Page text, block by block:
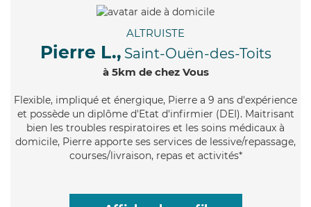
ALTRUISTE
Pierre L., Saint-Ouën-des-Toits
à 5km de chez Vous
Flexible, impliqué et énergique, Pierre a 9 ans d'expérience
et possède un diplôme d'Etat d'infirmier (DEI). Maitrisant
bien les troubles respiratoires et les soins médicaux à
domicile, Pierre apporte ses services de lessive/repassage,
courses/livraison, repas et activités*